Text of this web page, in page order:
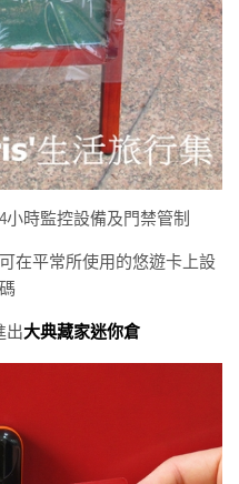
時監控設備及門禁管制
在平常所使用的悠遊卡上設
出大典藏家迷你倉